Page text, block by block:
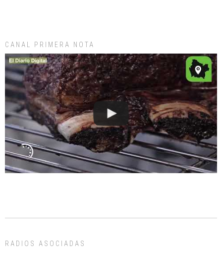
CANAL PRIMERA NOTA
RADIOS ASOCIADAS